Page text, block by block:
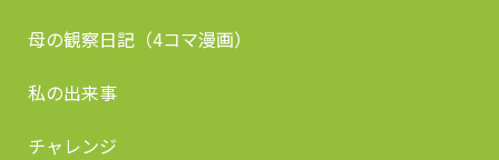
母の観察日記（4コマ漫画）
私の出来事
チャレンジ